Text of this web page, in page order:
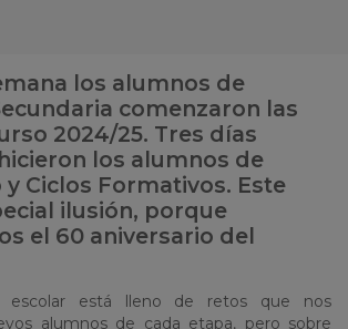
los alumnos de
comenzaron las
2024/25. Tres días
los alumnos de
Ciclos Formativos. Este
ilusión, porque
el 60 aniversario del
escolar está lleno de retos que nos
alumnos de cada etapa, pero sobre